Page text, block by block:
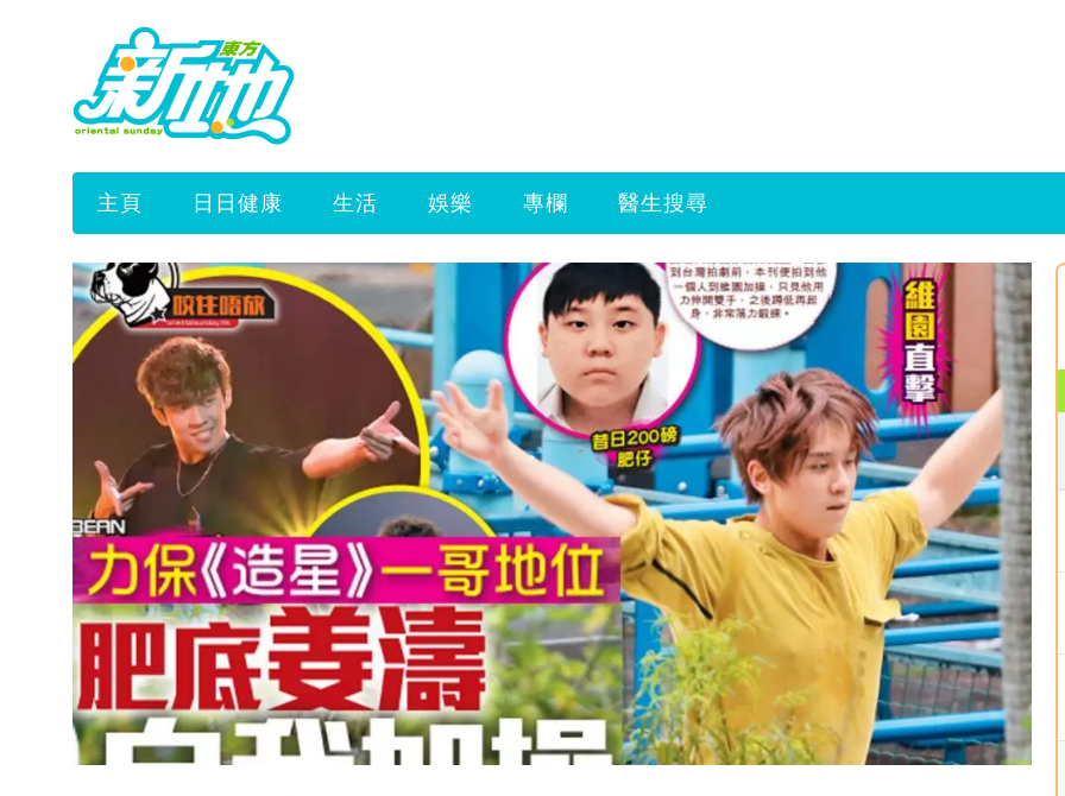
主頁 日日健康 生活 娛樂 專欄 醫生搜尋